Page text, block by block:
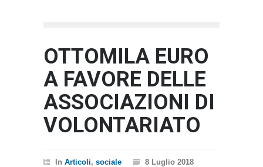
OTTOMILA EURO
A FAVORE DELLE
ASSOCIAZIONI DI
VOLONTARIATO
In Articoli, sociale
8 Luglio 2018